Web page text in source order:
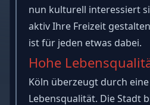
nun kulturell interessiert
aktiv Ihre Freizeit
ist für jeden etwas dabei.
Hohe
Köln überzeugt durch
Lebensqualität. Die Stadt